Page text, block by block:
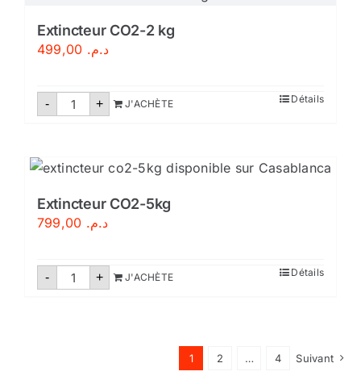
Extincteur CO2-2 kg
د.م.
- quantité
kg
+ J'ACHÈTE Détails
Extincteur CO2-5kg
د.م.
- quantité
+ J'ACHÈTE Détails
1 2 … 4 Suivant